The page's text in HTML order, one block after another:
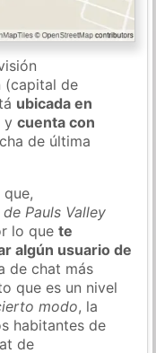
(capital de
ubicada en
ycuenta con
de última
Pauls Valley
lo quete
algún usuario de
de chat más
que es un nivel
modo, la
habitantes de
de